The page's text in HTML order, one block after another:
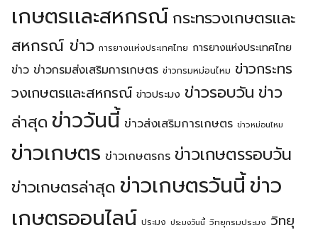
เกษตรเเละสหกรณ์ กระทรวงเกษตรเเละ
สหกรณ์ ข่าว การยางเเห่งประเทศไทย การยางแห่งประเทศไทย
ข่าว ข่าวกรมส่งเสริมการเกษตร ข่าวกรมหม่อนไหม ข่าวกระทร
วงเกษตรเเละสหกรณ์ ข่าวประมง ข่าวรอบวัน ข่าว
ล่าสุด ข่าววันนี้ ข่าวส่งเสริมการเกษตร ข่าวหม่อนไหม
ข่าวเกษตร ข่าวเกษตรกร ข่าวเกษตรรอบวัน
ข่าวเกษตรล่าสุด ข่าวเกษตรวันนี้ ข่าว
เกษตรออนไลน์ ประมง ประมงวันนี้ วิทยุกรมประมง วิทยุ